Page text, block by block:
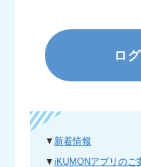
ロ
▼ 新着情報
▼iKUMONアプリのご